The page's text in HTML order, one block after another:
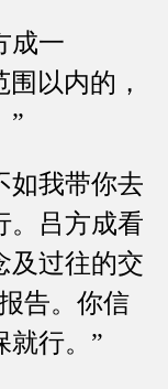
一
以内的，
”
我带你去
。吕方成看
及过往的交
告。你信
就行。”